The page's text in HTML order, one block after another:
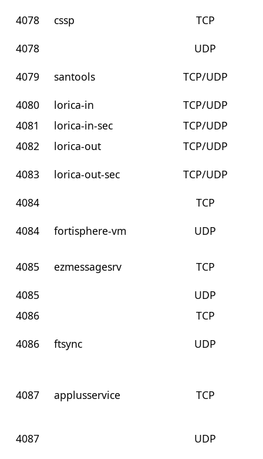
4078 cssp
TCP
4078
UDP
4079
santools
TCP/UDP
4080
lorica-in
TCP/UDP
4081
lorica-in-sec
TCP/UDP
4082
lorica-out
TCP/UDP
4083
lorica-out-sec
TCP/UDP
4084
TCP
4084
fortisphere-vm UDP
4085 ezmessagesrv
TCP
4085
UDP
4086
TCP
4086
ftsync UDP
4087 applusservice TCP
4087
UDP